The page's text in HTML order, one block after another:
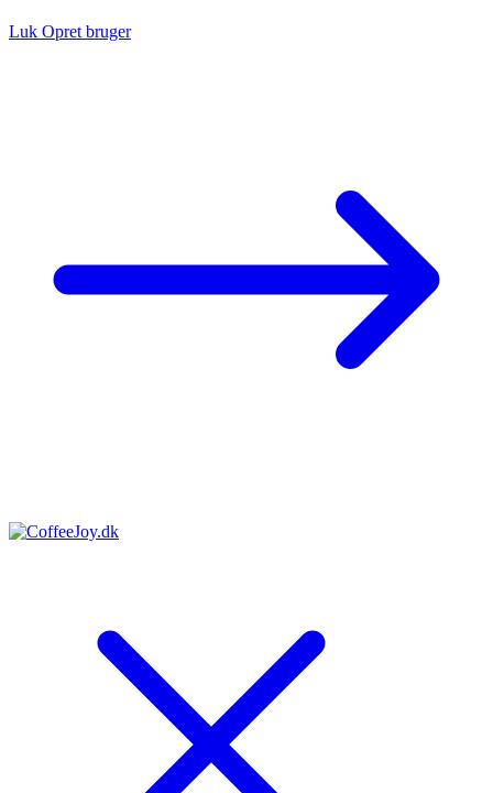
Luk Opret bruger